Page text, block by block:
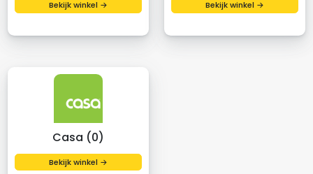
Bekijk winkel → Bekijk winkel →
Casa (0)
Bekijk winkel →